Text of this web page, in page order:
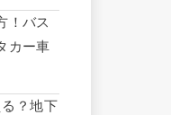
！バス
カー車
？地下